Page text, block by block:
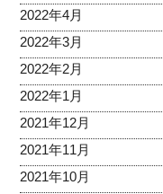
2022年4月
2022年3月
2022年2月
2022年1月
2021年12月
2021年11月
2021年10月